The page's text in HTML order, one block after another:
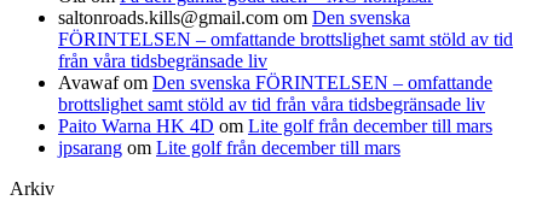
saltonroads.kills@gmail.com om Den svenska
FÖRINTELSEN – omfattande brottslighet samt stöld av tid
från våra tidsbegränsade liv
Avawafom Den svenska FÖRINTELSEN – omfattande
brottslighet samt stöld av tid från våra tidsbegränsade liv
Paito Warna HK 4D om Lite golf från december till mars
jpsarang om Lite golf från december till mars
Arkiv